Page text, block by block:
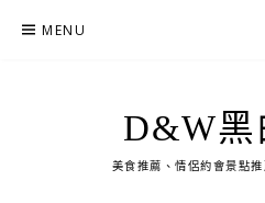
MENU
D&W黑
美食推薦、情侶約會景點